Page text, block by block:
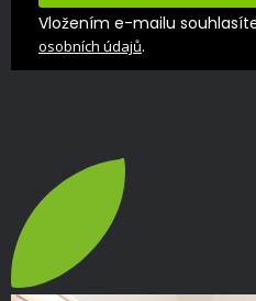
Vložením e-mailu
osobních údajů.